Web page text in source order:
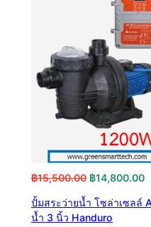
฿15,500.00 Original
was:
฿15,500.00.
฿14,800.00
ปั้มสระว่ายน้ำ โซล่าเซลล์
น้ำ 3 นิ้ว Handuro